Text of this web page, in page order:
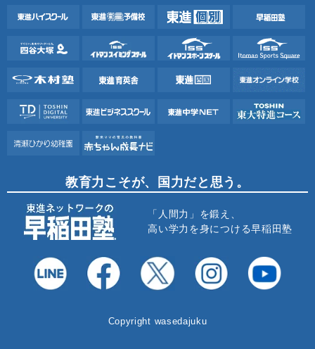
教育力こそが、国力だと思う。
「人間力」を鍛え、
高い学力を身につける早稲田塾
Copyright wasedajuku